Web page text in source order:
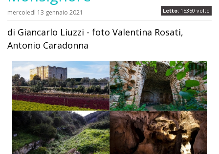
Letto: 15350 volte
mercoledì 13 gennaio 2021
di Giancarlo Liuzzi - foto Valentina Rosati,
Antonio Caradonna